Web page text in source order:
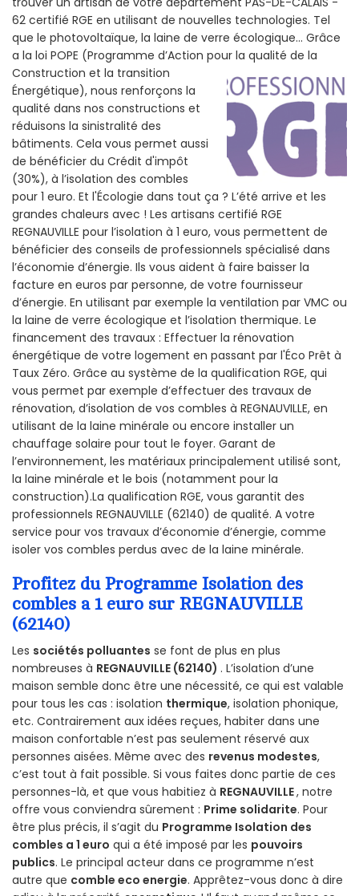
62 certifié RGE en utilisant de nouvelles technologies. Tel
que le photovoltaïque, la laine de verre écologique... Grâce
a la loi POPE (Programme d’Action pour la qualité de la
Construction et la transition
Énergétique), nous renforçons la
qualité dans nos constructions et
réduisons la sinistralité des
bâtiments. Cela vous permet aussi
de bénéficier du Crédit d'impôt
(30%), à l’isolation des combles
pour 1 euro. Et l'Écologie dans tout ça ? L’été arrive et les
grandes chaleurs avec ! Les artisans certifié RGE
REGNAUVILLE pour l’isolation à 1 euro, vous permettent de
bénéficier des conseils de professionnels spécialisé dans
l’économie d’énergie. Ils vous aident à faire baisser la
facture en euros par personne, de votre fournisseur
d’énergie. En utilisant par exemple la ventilation par VMC ou
la laine de verre écologique et l’isolation thermique. Le
financement des travaux : Effectuer la rénovation
énergétique de votre logement en passant par l'Éco Prêt à
Taux Zéro. Grâce au système de la qualification RGE, qui
vous permet par exemple d’effectuer des travaux de
rénovation, d’isolation de vos combles à REGNAUVILLE, en
utilisant de la laine minérale ou encore installer un
chauffage solaire pour tout le foyer. Garant de
l’environnement, les matériaux principalement utilisé sont,
la laine minérale et le bois (notamment pour la
construction).La qualification RGE, vous garantit des
professionnels REGNAUVILLE (62140) de qualité. A votre
service pour vos travaux d’économie d’énergie, comme
isoler vos combles perdus avec de la laine minérale.
Profitez du Programme Isolation des
combles a 1 euro sur REGNAUVILLE
(62140)
Les sociétés polluantes se font de plus en plus
nombreuses à REGNAUVILLE (62140) . L’isolation d’une
maison semble donc être une nécessité, ce qui est valable
pour tous les cas : isolation thermique, isolation phonique,
etc. Contrairement aux idées reçues, habiter dans une
maison confortable n’est pas seulement réservé aux
personnes aisées. Même avec des revenus modestes,
c’est tout à fait possible. Si vous faites donc partie de ces
personnes-là, et que vous habitiez à REGNAUVILLE, notre
offre vous conviendra sûrement : Prime solidarite. Pour
être plus précis, il s’agit du Programme Isolation des
combles a 1 euro qui a été imposé par les pouvoirs
publics. Le principal acteur dans ce programme n’est
autre que comble eco energie. Apprêtez-vous donc à dire